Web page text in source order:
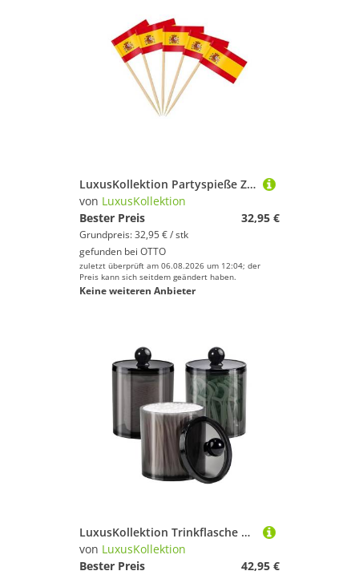
LuxusKollektion Partyspieße Zahnstocher Spanische Flaggen Spanien Zahnstocher Flagge 200 Stück
von LuxusKollektion
Bester Preis
32,95 €
Grundpreis: 32,95 € / stk
gefunden bei OTTO
zuletzt überprüft am 06.08.2026 um 12:04; der
Preis kann sich seitdem geändert haben.
Keine weiteren Anbieter
LuxusKollektion Trinkflasche Kosmetik Organizer mit Apothekergläsern für Badezimmer - 3-teilig
von LuxusKollektion
Bester Preis
42,95 €